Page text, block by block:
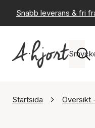
Snabb leverans & fri
Startsida Översikt